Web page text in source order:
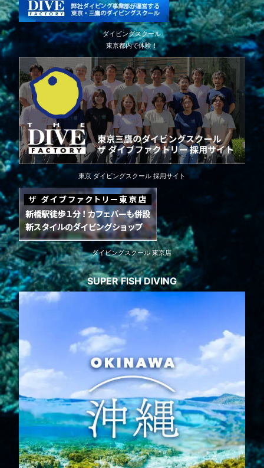
ダイビングスクール
東京都内で体験！
東京 ダイビングスクール 採用サイト
ダイビングスクール 東京店
SUPER FISH DIVING